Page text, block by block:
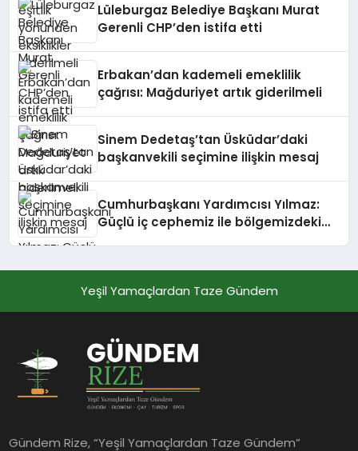
Lüleburgaz Belediye Başkanı Murat
Gerenli CHP’den istifa etti
Erbakan’dan kademeli emeklilik
çağrısı: Mağduriyet artık giderilmeli
Sinem Dedetaş’tan Üsküdar’daki
başkanvekili seçimine ilişkin mesaj
Cumhurbaşkanı Yardımcısı Yılmaz:
Güçlü iç cephemiz ile bölgemizdeki
Yeşil Yamaçlardan Taze Gündem
Gündem Rize, “Yeşil Yamaçlardan Taze Gündem”